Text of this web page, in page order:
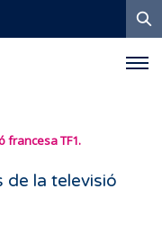
francesa TF1.
de la televisió